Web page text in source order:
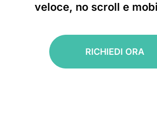
veloce, no scroll e
RICHIEDI ORA